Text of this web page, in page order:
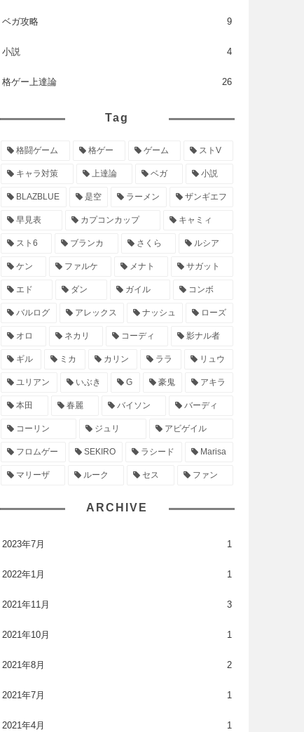
ベガ攻略 9
小説 4
格ゲー上達論 26
Tag
格闘ゲーム 格ゲー ゲーム ストV
キャラ対策 上達論 ベガ 小説
BLAZBLUE 是空 ラーメン ザンギエフ
早見表 カプコンカップ キャミィ
スト6 ブランカ さくら ルシア
ケン ファルケ メナト サガット
エド ダン ガイル コンボ
バルログ アレックス ナッシュ ローズ
オロ ネカリ コーディ 影ナル者
ギル ミカ カリン ララ リュウ
ユリアン いぶき G 豪鬼 アキラ
本田 春麗 バイソン バーディ
コーリン ジュリ アビゲイル
フロムゲー SEKIRO ラシード Marisa
マリーザ ルーク セス ファン
ARCHIVE
2023年7月 1
2022年1月 1
2021年11月 3
2021年10月 1
2021年8月 2
2021年7月 1
2021年4月 1